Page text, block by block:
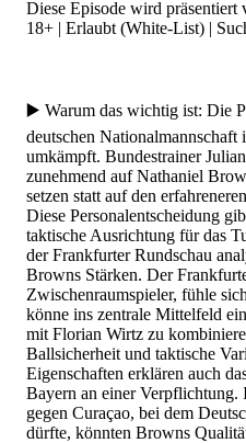
Diese Episode wird präsentiert
18+ | Erlaubt (White-List) |
▶️ Warum das wichtig ist: Die
deutschen
umkämpft. Bundestrainer
zunehmend auf Nathaniel
setzen statt auf den
Diese Personalentscheidung
taktische Ausrichtung für das
der Frankfurter Rundschau
Browns Stärken. Der
Zwischenraumspieler, fühle
könne ins zentrale Mittelfeld
mit Florian Wirtz zu
Ballsicherheit und taktische
Eigenschaften erklären auch
Bayern an einer Verpflichtung.
gegen Curaçao, bei dem
dürfte, könnten Browns